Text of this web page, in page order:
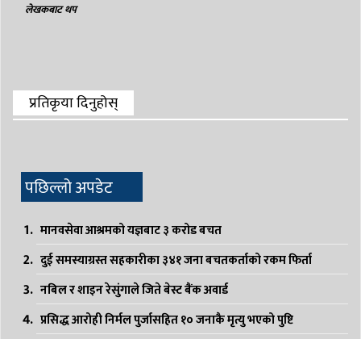
लेखकबाट थप
प्रतिकृया दिनुहोस्
पछिल्लो अपडेट
मानवसेवा आश्रमको यज्ञबाट ३ करोड बचत
दुई समस्याग्रस्त सहकारीका ३४१ जना बचतकर्ताको रकम फिर्ता
नबिल र शाइन रेसुंगाले जिते बेस्ट बैंक अवार्ड
प्रसिद्ध आरोही निर्मल पुर्जासहित १० जनाकै मृत्यु भएको पुष्टि